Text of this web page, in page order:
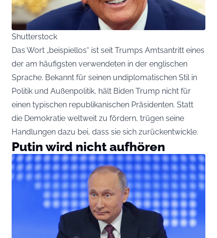
Shutterstock
Das Wort „beispiellos“ ist seit Trumps Amtsantritt eines
der am häufigsten verwendeten in der englischen
Sprache. Bekannt für seinen undiplomatischen Stil in
Politik und Außenpolitik, hält Biden Trump nicht für
einen typischen republikanischen Präsidenten. Statt
die Demokratie weltweit zu fördern, trügen seine
Handlungen dazu bei, dass sie sich zurückentwickle.
Putin wird nicht aufhören